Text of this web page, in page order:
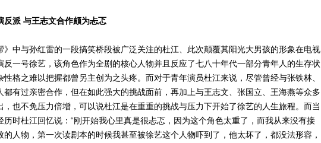
派 与王志文合作颇为忐忑
与孙红雷的一段搞笑桥段被广泛关注的杜江、此次颠覆其阳光大男孩的形象在电视
反一号徐艺，该角色作为全剧的核心人物并且反应了七八十年代一部分青年人的生存状
性格之难以把握都曾另主创为之头疼。而对于青年演员杜江来说，尽管曾经与张铁林、
都有过亲密合作，但在如此强大的挑战面前，再加上与王志文、张国立、王海燕等众多
，也不免压力倍增，可以说杜江是在重重的挑战与压力下开始了徐艺的人生旅程。而当
历时杜江回忆说：“刚开始我心里真是很忐忑，因为这个角色太重了，而我从来没有接
的人物，第一次读剧本的时候我甚至被徐艺这个人物吓到了，他太坏了，都没法形容，